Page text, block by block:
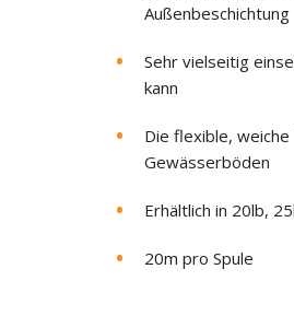
Außenbeschichtung
Sehr vielseitig
kann
Die flexible,
Gewässerböden
Erhältlich in 20lb,
20m pro Spule